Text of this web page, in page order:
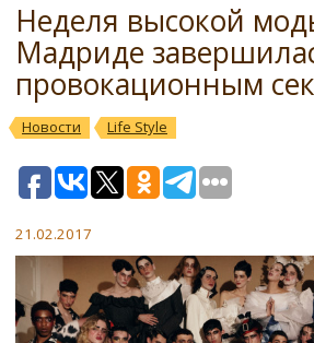
Неделя высокой
Мадриде
провокационным
Новости Life Style
21.02.2017